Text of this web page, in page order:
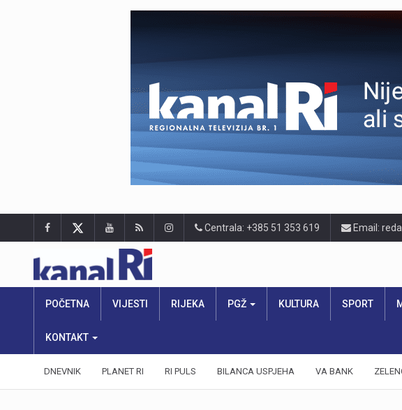
Centrala: +385 51 353 619 Email:
POČETNA VIJESTI RIJEKA PGŽ KULTURA SPORT
KONTAKT
DNEVNIK PLANET RI RI PULS BILANCA USPJEHA VA BANK